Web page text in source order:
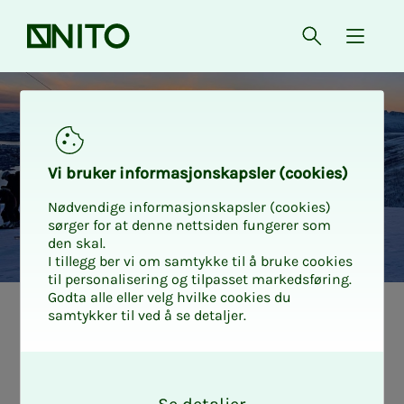
Forsiden Åpne søk
{
Gratis heiskort i Tromsø
Vi bru­­­ker in­­­for­­­ma­­­sjons­­­kaps­­­­­ler (cookies)
Nødvendige informasjonskapsler (cookies)
sørger for at denne nettsiden fungerer som
den skal.
I tillegg ber vi om samtykke til å bruke cookies
til personalisering og tilpasset markedsføring.
Godta alle eller velg hvilke cookies du
samtykker til ved å se detaljer.